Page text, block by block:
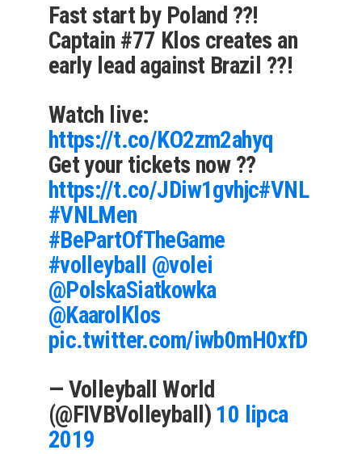
Fast start by Poland ??!
Captain #77 Klos creates an
early lead against Brazil ??!
Watch live:
https://t.co/KO2zm2ahyq
Get your tickets now ??
https://t.co/JDiw1gvhjc#VNL
#VNLMen
#BePartOfTheGame
#volleyball @volei
@PolskaSiatkowka
@KaarolKlos
pic.twitter.com/iwb0mH0xfD
— Volleyball World
(@FIVBVolleyball) 10 lipca
2019